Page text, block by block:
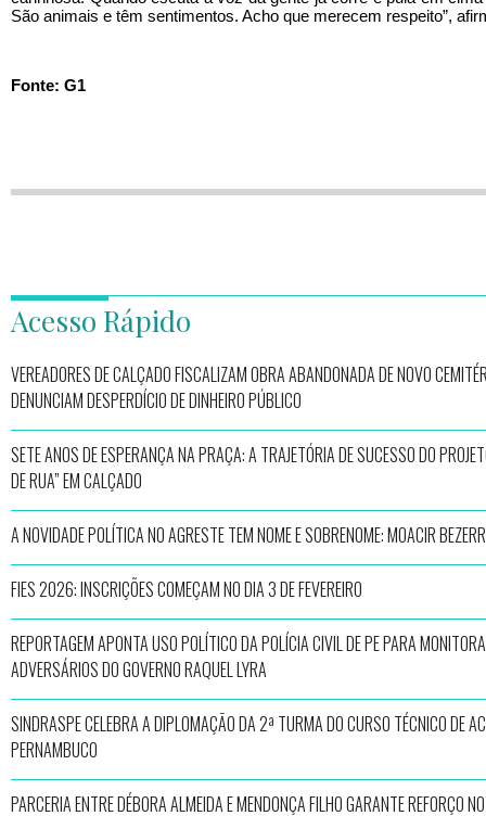
São animais e têm sentimentos. Acho que merecem respeito”,
Fonte: G1
Acesso Rápido
VEREADORES DE CALÇADO FISCALIZAM OBRA ABANDONADA DE NOVO
DENUNCIAM DESPERDÍCIO DE DINHEIRO PÚBLICO
SETE ANOS DE ESPERANÇA NA PRAÇA: A TRAJETÓRIA DE SUCESSO DO
DE RUA” EM CALÇADO
A NOVIDADE POLÍTICA NO AGRESTE TEM NOME E SOBRENOME: MOACIR
FIES 2026: INSCRIÇÕES COMEÇAM NO DIA 3 DE FEVEREIRO
REPORTAGEM APONTA USO POLÍTICO DA POLÍCIA CIVIL DE PE PARA
ADVERSÁRIOS DO GOVERNO RAQUEL LYRA
SINDRASPE CELEBRA A DIPLOMAÇÃO DA 2ª TURMA DO CURSO TÉCNICO DE
PERNAMBUCO
PARCERIA ENTRE DÉBORA ALMEIDA E MENDONÇA FILHO GARANTE REFORÇO NO